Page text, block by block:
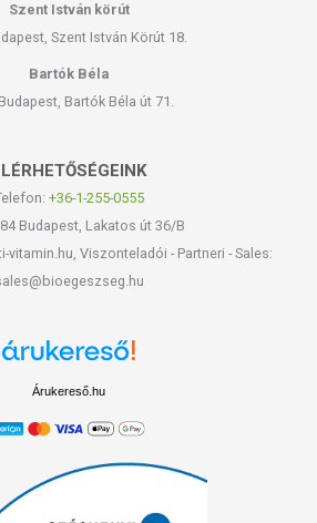
Szent István körút
Szent István Körút 18.
Bartók Béla
Bartók Béla út 71.
+36-1-255-0555
Budapest, Lakatos út 36/B
vitamin.hu, Viszonteladói - Partneri - Sales:
Árukereső.hu